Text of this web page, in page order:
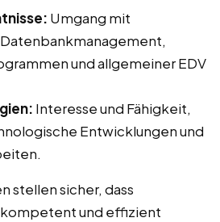
Umgang mit
und allgemeiner EDV
Interesse und Fähigkeit,
Entwicklungen und
stellen sicher, dass
und effizient